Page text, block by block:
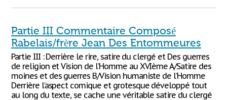
Partie III Commentaire Composé
Rabelais/frère Jean Des Entommeures
Partie III : Derrière le rire, satire du clergé et Des guerres
de religion et Vision de l’Homme au XVIème A/Satire des
moines et des guerres B/Vision humaniste de l’Homme
Derrière l’aspect comique et grotesque développé tout
au long du texte, se cache une véritable satire du clergé